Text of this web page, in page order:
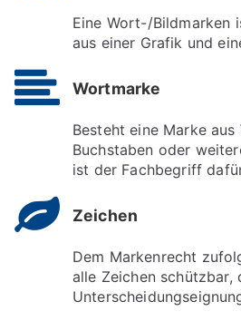
Eine Wort-/Bildmarken
aus einer Grafik und
Wortmarke
Besteht eine Marke aus
Buchstaben oder
ist der Fachbegriff
Zeichen
Dem Markenrecht
alle Zeichen schützbar,